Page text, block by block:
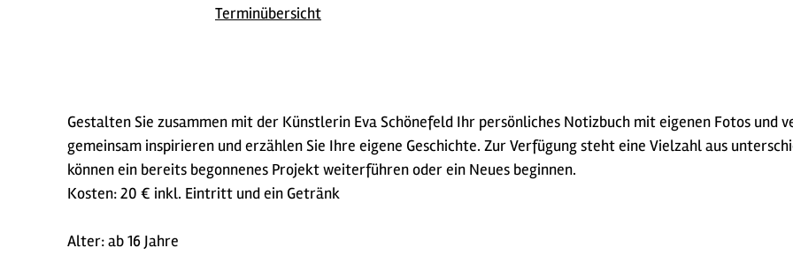
Terminübersicht
Gestalten Sie zusammen mit der Künstlerin Eva Schönefeld Ihr persönliches Notizbuch mit eigenen Fotos und
gemeinsam inspirieren und erzählen Sie Ihre eigene Geschichte. Zur Verfügung steht eine Vielzahl aus
können ein bereits begonnenes Projekt weiterführen oder ein Neues beginnen.
Kosten: 20 € inkl. Eintritt und ein Getränk
Alter: ab 16 Jahre